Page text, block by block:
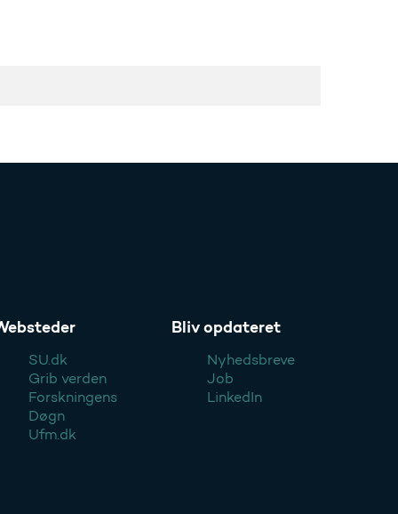
SU.dk
Grib verden
Forskningens
Døgn
Ufm.dk
Bliv opdateret
Nyhedsbreve
Job
LinkedIn